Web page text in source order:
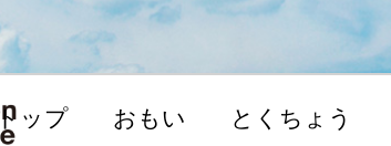
ップ おもい とくちょう